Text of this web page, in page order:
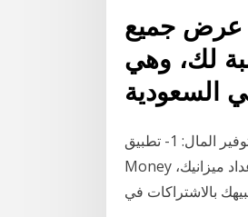
عرض جميع
لك، وهي
السعودية
فيما يلي 5 تطبيقات تساعد الشباب على توفير المال: 1- تطبيق Clarity Money: صُمم تطبيق Clarity
Money اعتمادًا على التعلم الآلي لتحليل أموالك، ومساعدتك في اتخاذ قرارات ذكية من أجل إعداد ميزانيك،
بالاشتراكات في